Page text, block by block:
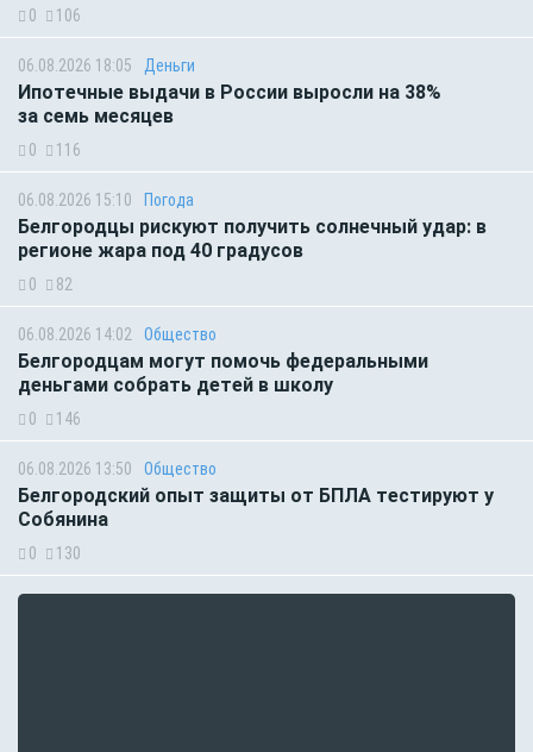
0 106
06.08.2026 18:05 Деньги
Ипотечные выдачи в России выросли на 38%
за семь месяцев
0 116
06.08.2026 15:10 Погода
Белгородцы рискуют получить солнечный удар: в
регионе жара под 40 градусов
0 82
06.08.2026 14:02 Общество
Белгородцам могут помочь федеральными
деньгами собрать детей в школу
0 146
06.08.2026 13:50 Общество
Белгородский опыт защиты от БПЛА тестируют у
Собянина
0 130